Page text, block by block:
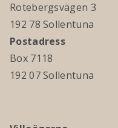
Rotebergsvägen 3
192 78 Sollentuna
Postadress
Box 7118
192 07 Sollentuna